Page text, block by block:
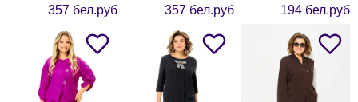
357 бел.руб
357 бел.руб
194 бел.руб